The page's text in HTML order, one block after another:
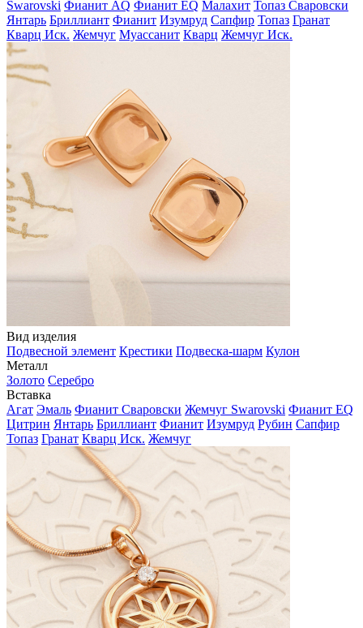
Swarovski Фианит AQ Фианит EQ Малахит Топаз Сваровски
Янтарь Бриллиант Фианит Изумруд Сапфир Топаз Гранат
Кварц Иск. Жемчуг Муассанит Кварц Жемчуг Иск.
Вид изделия
Подвесной элемент Крестики Подвеска-шарм Кулон
Металл
Золото Серебро
Вставка
Агат Эмаль Фианит Сваровски Жемчуг Swarovski Фианит EQ
Цитрин Янтарь Бриллиант Фианит Изумруд Рубин Сапфир
Топаз Гранат Кварц Иск. Жемчуг